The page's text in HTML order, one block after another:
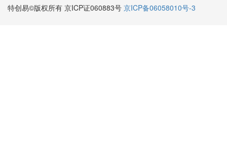
特创易©版权所有 京ICP证060883号 京ICP备06058010号-3